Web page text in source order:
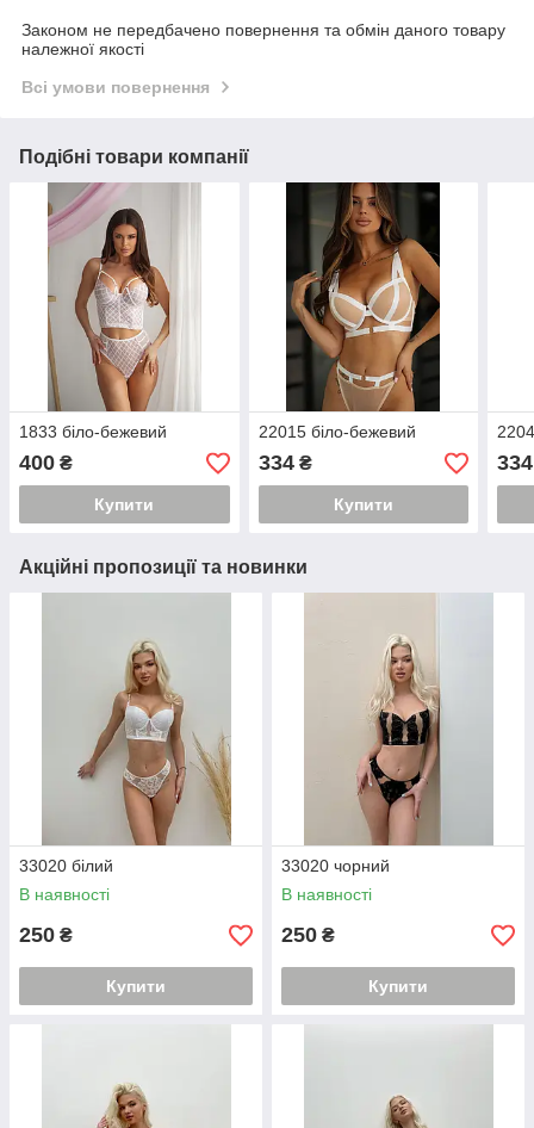
Законом не передбачено повернення та обмін даного товару
належної якості
Всі умови повернення
Подібні товари компанії
1833 біло-бежевий
400 ₴
Купити
22015 біло-бежевий
334₴
Купити
334
Акційні пропозиції та новинки
33020 білий
В наявності
250 ₴
Купити
33020 чорний
В наявності
250 ₴
Купити